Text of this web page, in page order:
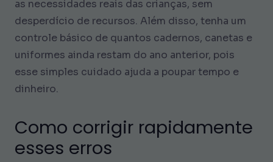
as necessidades reais das crianças, sem
desperdício de recursos. Além disso, tenha um
controle básico de quantos cadernos, canetas e
uniformes ainda restam do ano anterior, pois
esse simples cuidado ajuda a poupar tempo e
dinheiro.
Como corrigir rapidamente
esses erros